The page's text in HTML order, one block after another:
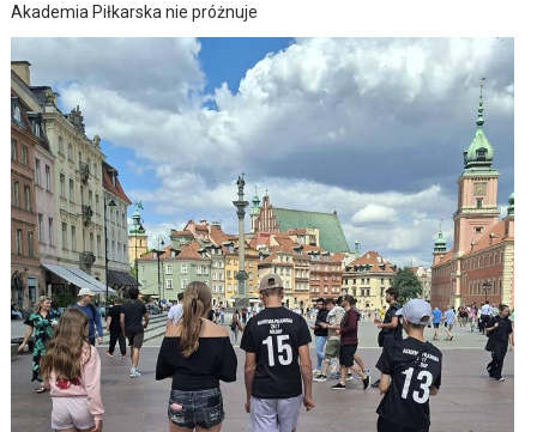
Akademia Piłkarska nie próżnuje